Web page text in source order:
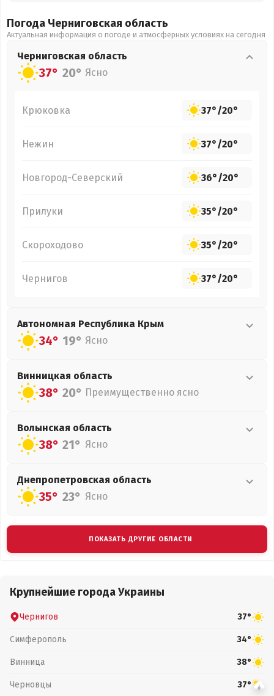
Погода Черниговская область
Актуальная информация о погоде и атмосферных условиях на сегодня
Черниговская область
37° 20° Ясно
Крюковка 37°/20°
Нежин 37°/20°
Новгород-Северский 36°/20°
Прилуки 35°/20°
Скороходово 35°/20°
Чернигов 37°/20°
Автономная Республика Крым
34° 19° Ясно
Винницкая область
38° 20° Преимущественно ясно
Волынская область
38° 21° Ясно
Днепропетровская область
35° 23° Ясно
ПОКАЗАТЬ ДРУГИЕ ОБЛАСТИ
Крупнейшие города Украины
Чернигов 37°
Симферополь 34°
Винница 38°
Черновцы 37°